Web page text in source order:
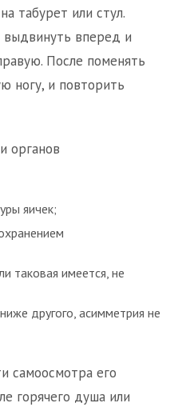
табурет или стул.
вперед и
После поменять
ногу, и повторить
органов
яичек;
таковая имеется, не
другого, асимметрия не
самоосмотра его
горячего душа или